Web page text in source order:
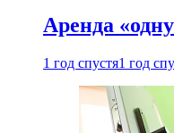
Аренда
1 год спустя1 год